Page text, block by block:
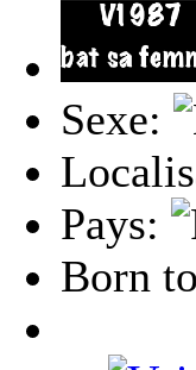
Sexe:
Pays:
Born